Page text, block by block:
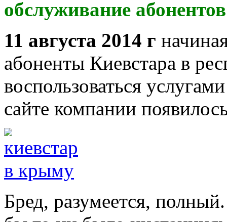
обслуживание
11 августа 2014 г
абоненты Киевстара в
воспользоваться
сайте компании
Бред, разумеется,